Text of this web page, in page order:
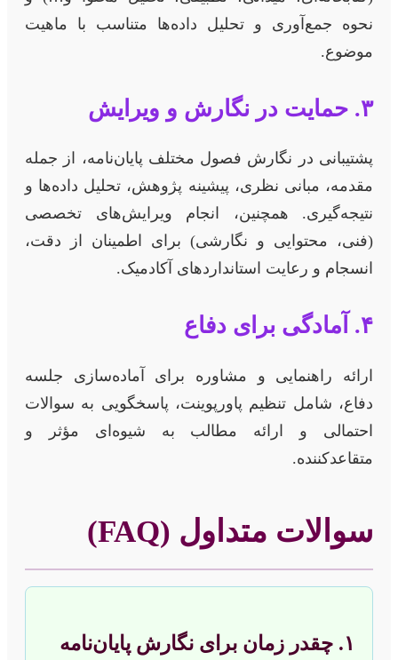
نحوه جمع‌آوری و تحلیل داده‌ها متناسب با ماهیت
موضوع.
۳. حمایت در نگارش و ویرایش
پشتیبانی در نگارش فصول مختلف پایان‌نامه، از جمله
مقدمه، مبانی نظری، پیشینه پژوهش، تحلیل داده‌ها و
نتیجه‌گیری. همچنین، انجام ویرایش‌های تخصصی
(فنی، محتوایی و نگارشی) برای اطمینان از دقت،
انسجام و رعایت استانداردهای آکادمیک.
۴. آمادگی برای دفاع
ارائه راهنمایی و مشاوره برای آماده‌سازی جلسه
دفاع، شامل تنظیم پاورپوینت، پاسخگویی به سوالات
احتمالی و ارائه مطالب به شیوه‌ای مؤثر و
متقاعدکننده.
سوالات متداول (FAQ)
۱. چقدر زمان برای نگارش پایان‌نامه